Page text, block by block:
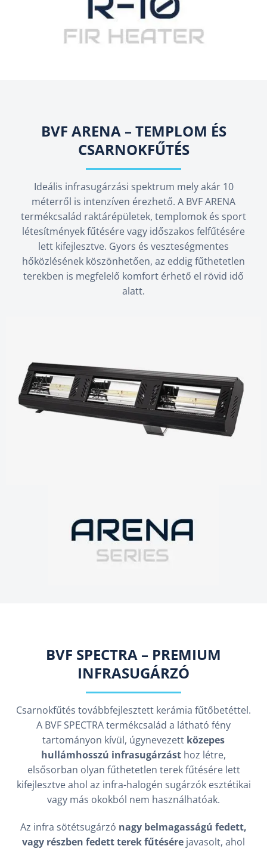
BVF ARENA – TEMPLOM ÉS
CSARNOKFŰTÉS
Ideális infrasugárzási spektrum mely akár 10
méterről is intenzíven érezhető. A BVF ARENA
termékcsalád raktárépületek, templomok és sport
létesítmények fűtésére vagy időszakos felfűtésére
lett kifejlesztve. Gyors és veszteségmentes
hőközlésének köszönhetően, az eddig fűthetetlen
terekben is megfelelő komfort érhető el rövid idő
alatt.
BVF SPECTRA – PREMIUM
INFRASUGÁRZÓ
Csarnokfűtés továbbfejlesztett kerámia fűtőbetéttel.
A BVF SPECTRA termékcsalád a látható fény
tartományon kívül, úgynevezett közepes
hullámhosszú infrasugárzást hoz létre,
elsősorban olyan fűthetetlen terek fűtésére lett
kifejlesztve ahol az infra-halogén sugárzók esztétikai
vagy más okokból nem használhatóak.
Az infra sötétsugárzó nagy belmagasságú fedett,
vagy részben fedett terek fűtésére javasolt, ahol